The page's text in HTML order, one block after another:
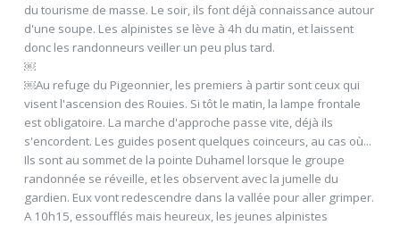
du tourisme de masse. Le soir, ils font déjà connaissance autour
d'une soupe. Les alpinistes se lève à 4h du matin, et laissent
donc les randonneurs veiller un peu plus tard.
￼
￼Au refuge du Pigeonnier, les premiers à partir sont ceux qui
visent l'ascension des Rouies. Si tôt le matin, la lampe frontale
est obligatoire. La marche d'approche passe vite, déjà ils
s'encordent. Les guides posent quelques coinceurs, au cas où...
Ils sont au sommet de la pointe Duhamel lorsque le groupe
randonnée se réveille, et les observent avec la jumelle du
gardien. Eux vont redescendre dans la vallée pour aller grimper.
A 10h15, essoufflés mais heureux, les jeunes alpinistes